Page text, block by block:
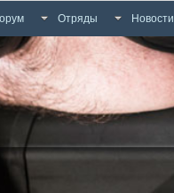
Отряды Новости